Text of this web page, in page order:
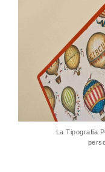
La Tipografia